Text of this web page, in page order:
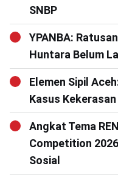
SNBP
YPANBA:
Huntara Belum
Elemen Sipil
Kasus
Angkat Tema
Competition
Sosial